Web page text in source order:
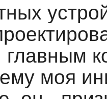
ему моя